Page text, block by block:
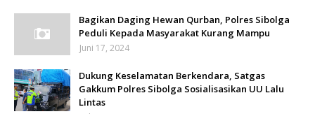
Bagikan Daging Hewan Qurban, Polres Sibolga
Peduli Kepada Masyarakat Kurang Mampu
Juni 17, 2024
Dukung Keselamatan Berkendara, Satgas
Gakkum Polres Sibolga Sosialisasikan UU Lalu
Lintas